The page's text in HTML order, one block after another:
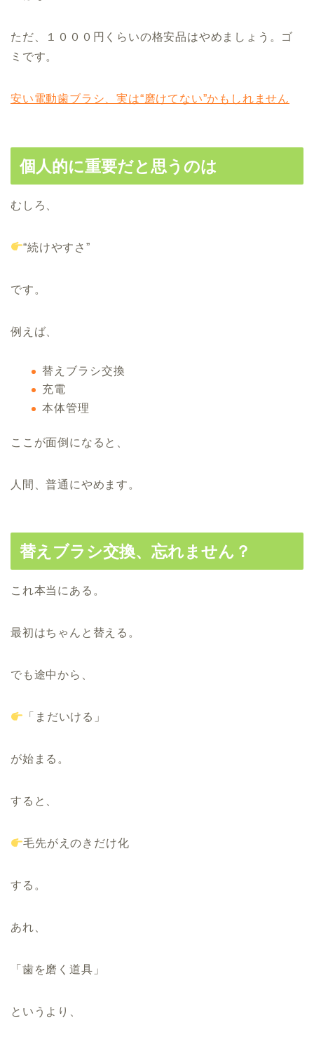
ただ、１０００円くらいの格安品はやめましょう。ゴ
ミです。
安い電動歯ブラシ、実は“磨けてない”かもしれません
個人的に重要だと思うのは
むしろ、
“続けやすさ”
です。
例えば、
替えブラシ交換
充電
本体管理
ここが面倒になると、
人間、普通にやめます。
替えブラシ交換、忘れません？
これ本当にある。
最初はちゃんと替える。
でも途中から、
「まだいける」
が始まる。
すると、
毛先がえのきだけ化
する。
あれ、
「歯を磨く道具」
というより、